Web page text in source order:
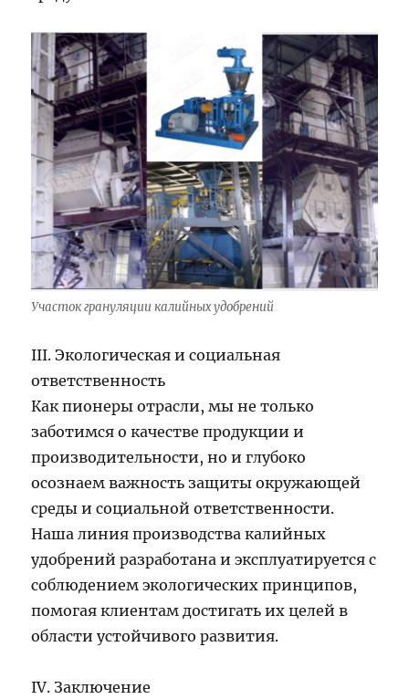
Участок грануляции калийных удобрений
III. Экологическая и социальная
ответственность
Как пионеры отрасли, мы не только
заботимся о качестве продукции и
производительности, но и глубоко
осознаем важность защиты окружающей
среды и социальной ответственности.
Наша линия производства калийных
удобрений разработана и эксплуатируется с
соблюдением экологических принципов,
помогая клиентам достигать их целей в
области устойчивого развития.
IV. Заключение